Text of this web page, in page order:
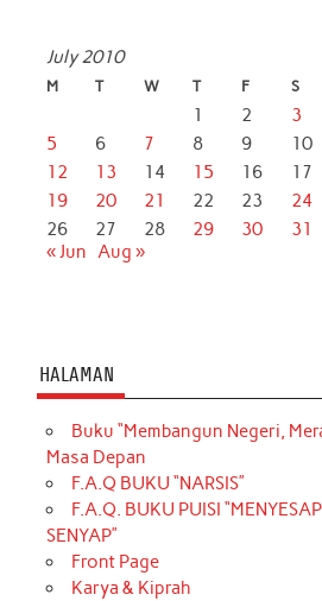
July 2010
M T W T F S
1 2 3
5
6 7 8 9 10
12
13 14 15 16 17
19
20 21 22 23 24
26
27 28 29 30
31
« Jun Aug »
HALAMAN
Buku “Membangun Negeri,
Masa Depan
F.A.Q BUKU “NARSIS”
F.A.Q. BUKU PUISI “MENYESAP
SENYAP”
Front Page
Karya & Kiprah